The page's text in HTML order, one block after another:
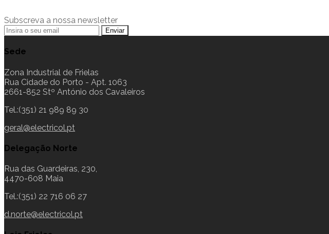
Subscreva a nossa newsletter
Sede
Zona Industrial de Frielas
Rua Cidade do Porto - Apt. 1063
2661-852 Stº António dos Cavaleiros
Tel.:(351) 21 989 89 30
geral@electricol.pt
Delegação Norte
Rua das Guardeiras, 230,
4470-608 Maia
Tel.:(351) 22 716 06 27
d.norte@electricol.pt